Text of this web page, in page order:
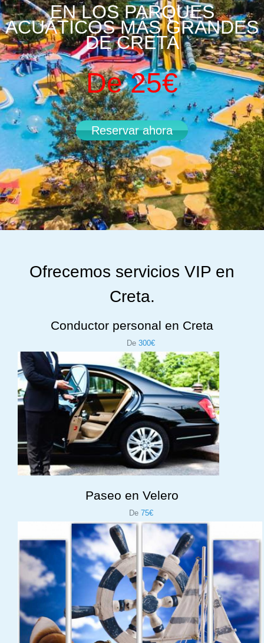
EN LOS PARQUES
ACUÁTICOS MÁS GRANDES
DE CRETA
De 25€
Reservar ahora
Ofrecemos servicios VIP en
Creta.
Conductor personal en Creta
De 300€
Paseo en Velero
De 75€